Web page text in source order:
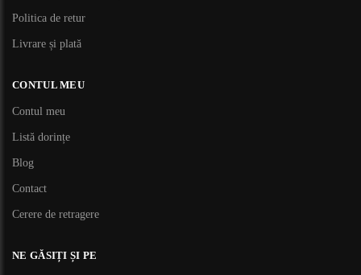
Politica de retur
Livrare și plată
CONTUL MEU
Contul meu
Listă dorințe
Blog
Contact
Cerere de retragere
NE GĂSIȚI ȘI PE